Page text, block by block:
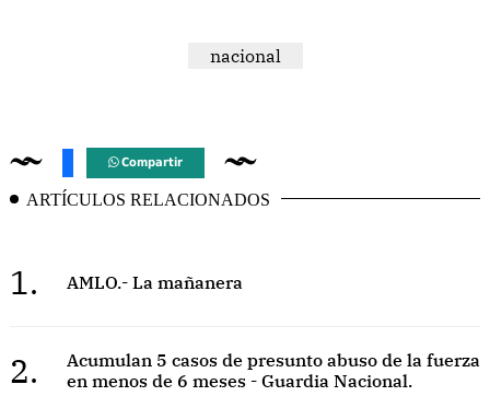
nacional
Compartir
ARTÍCULOS RELACIONADOS
1. AMLO.- La mañanera
2.
Acumulan 5 casos de presunto abuso de la fuerza
en menos de 6 meses - Guardia Nacional.